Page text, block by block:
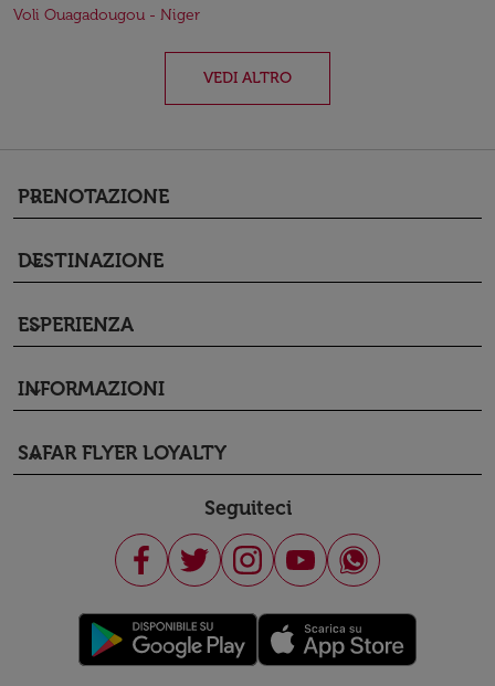
Voli Ouagadougou - Niger
VEDI ALTRO
PRENOTAZIONE
keyboard_arrow_down
DESTINAZIONE
keyboard_arrow_down
ESPERIENZA
keyboard_arrow_down
INFORMAZIONI
keyboard_arrow_down
SAFAR FLYER LOYALTY
keyboard_arrow_down
Seguiteci